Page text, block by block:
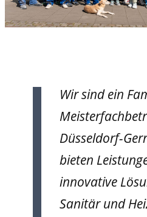
Wir sind ein
Düsseldorf-
bieten
innovative
Sanitär und